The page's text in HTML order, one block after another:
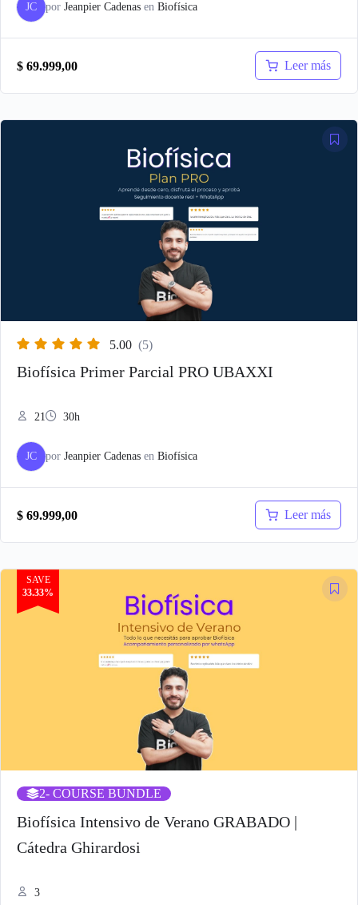
JC por Jeanpier Cadenas en Biofísica
$ 69.999,00 Leer más
5.00 (5)
Biofísica Primer Parcial PRO UBAXXI
21 30h
JC por Jeanpier Cadenas en Biofísica
$ 69.999,00 Leer más
SAVE
33.33%
2- COURSE BUNDLE
Biofísica Intensivo de Verano GRABADO |
Cátedra Ghirardosi
3